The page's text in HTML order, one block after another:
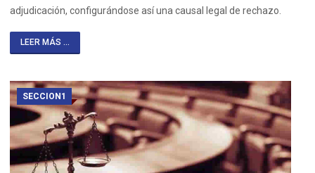
adjudicación, configurándose así una causal legal de rechazo.
LEER MÁS ...
SECCION1